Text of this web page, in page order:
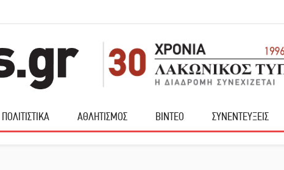
ΠΟΛΙΤΙΣΤΙΚΑ ΑΘΛΗΤΙΣΜΟΣ ΒΙΝΤΕΟ ΣΥΝΕΝΤΕΥΞΕΙΣ